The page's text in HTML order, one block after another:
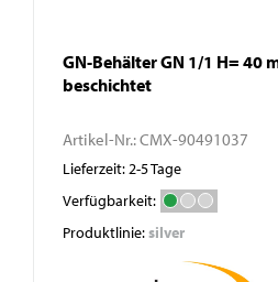
GN-Behälter GN 1/1 H= 40
beschichtet
Artikel-Nr.:CMX-90491037
Lieferzeit: 2-5 Tage
Verfügbarkeit:
Produktlinie:silver